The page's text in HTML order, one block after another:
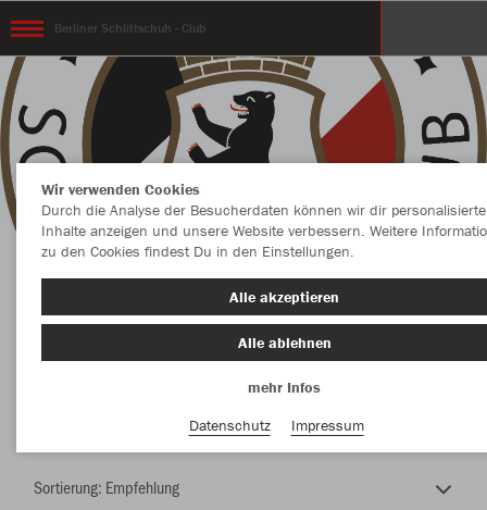
Berliner Schlittschuh - Club
Herzlich Willkommen im Teamshop Berliner
Schlittschuh - Club
Wir verwenden Cookies
Durch die Analyse der Besucherdaten können wir dir personalisierte
Inhalte anzeigen und unsere Website verbessern. Weitere
zu den Cookies findest Du in den Einstellungen.
Alle akzeptieren
Alle ablehnen
mehr Infos
Datenschutz
Impressum